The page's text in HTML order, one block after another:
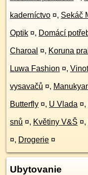
kaderníctvo ¤, Sekáč
Optik ¤, Domácí
Charoal ¤, Koruna
Luwa Fashion ¤,
vysavačů ¤,
Butterfly ¤, U Vlada ¤,
snů ¤, Květiny V&Š ¤,
¤, Drogerie ¤
Ubytovanie